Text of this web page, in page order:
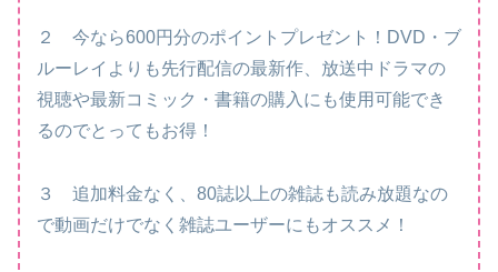
２ 今なら600円分のポイントプレゼント！DVD・ブ
ルーレイよりも先行配信の最新作、放送中ドラマの
視聴や最新コミック・書籍の購入にも使用可能でき
るのでとってもお得！
３ 追加料金なく、80誌以上の雑誌も読み放題なの
で動画だけでなく雑誌ユーザーにもオススメ！